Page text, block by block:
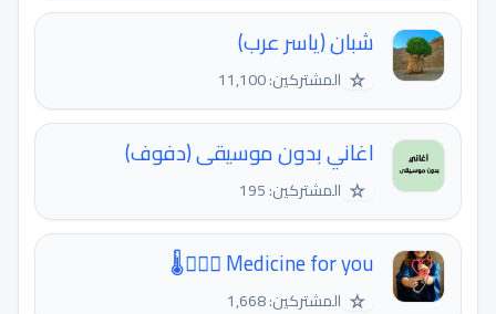
شبان (یاسر عرب)
☆ المشتركين: 11,100
اغاني بدون موسيقى (دفوف)
☆ المشتركين: 195
Medicine for you 👨🏻‍⚕️🌡
☆ المشتركين: 1,668